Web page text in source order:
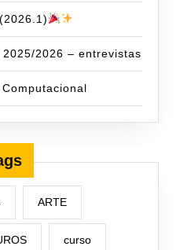
2026 – entrevistas
ARTE
curso